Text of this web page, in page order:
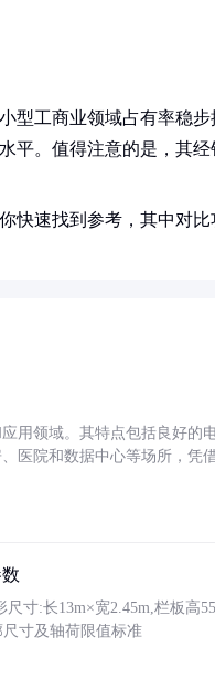
型工商业领域占有率稳
平。值得注意的是，其
快速找到参考，其中对
用领域。其特点包括良好的
医院和数据中心等场所，凭
寸:长13m×宽2.45m,栏板高
寸及轴荷限值标准